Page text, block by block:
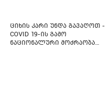
ციხის კარი უნდა გავაღოთ -
COVID 19-ის გამო
ნაციონალური მოძრაობა